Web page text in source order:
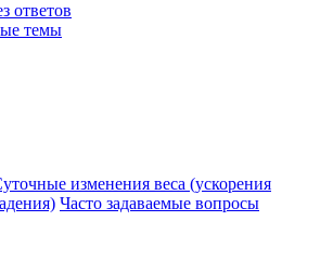
ответов
темы
изменения веса (ускорения
Часто задаваемые вопросы